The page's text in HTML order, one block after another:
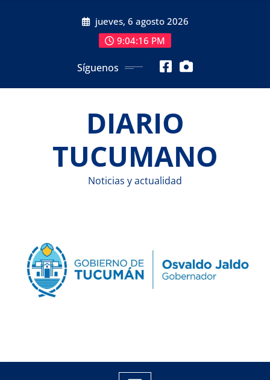
jueves, 6 agosto 2026
9:04:16 PM
Síguenos
DIARIO
TUCUMANO
Noticias y actualidad